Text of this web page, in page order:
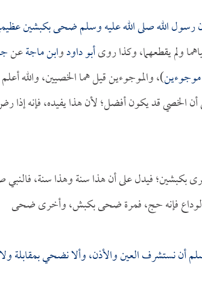
رسول الله صلى الله عليه وسلم ضحى بكبشين
ولم يقطعهما، وكذا روىأبو داودوابن ماجةعن
موجوءين)، والموجوءين قيل هما الخصيين، والله
الخصي قد يكون أفضل؛ لأن هذا يفيده، فإنه إذا
فيدل على أن هذا سنة وهذا سنة، فالنبي
الوداع فإنه حج، فمرة ضحى بكبش، وأخرى ضحى
أن نستشرف العين والأذن، وألا نضحي بمقابلة